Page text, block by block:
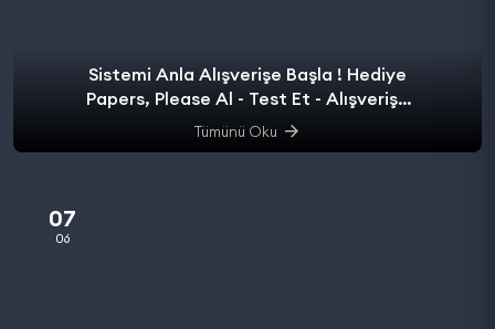
Sistemi Anla Alışverişe Başla ! Hediye
Papers, Please Al - Test Et - Alışverişe
başla.
Tümünü Oku
07
06